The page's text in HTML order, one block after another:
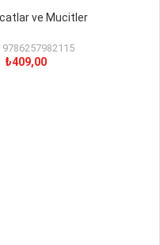
ve Mucitler
9786257982115
₺409,00